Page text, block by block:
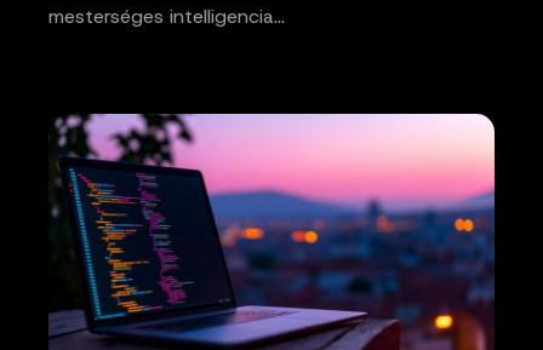
mesterséges intelligencia…